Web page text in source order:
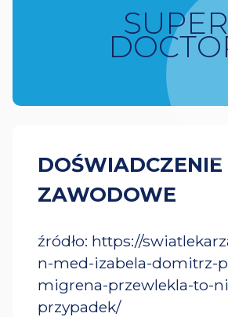
SUPER
DOŚWIADCZENIE
ZAWODOWE
źródło: https://
n-med-izabela-domitrz-
migrena-przewlekla-to-
przypadek/